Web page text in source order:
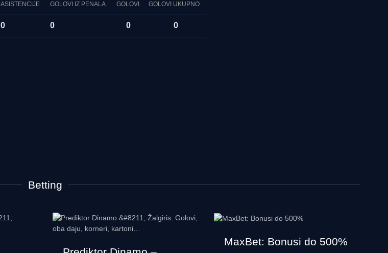
ASISTENCIJE GOLOVI IZ PENALA GOLOVI GOLOVI UKUPNO
0 0 0 0
Betting
MaxBet: Bonusi do 500%